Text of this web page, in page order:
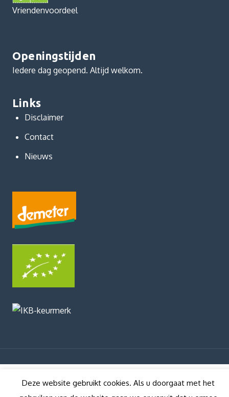
Vriendenvoordeel
Openingstijden
Iedere dag geopend. Altijd welkom.
Links
Disclaimer
Contact
Nieuws
Deze website gebruikt cookies. Als u doorgaat met het